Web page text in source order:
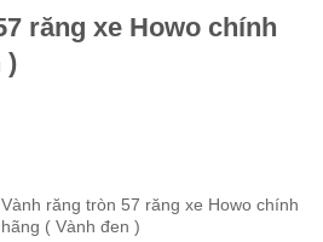
răng xe Howo chính
)
Vành răng tròn 57 răng xe Howo chính
hãng ( Vành đen )